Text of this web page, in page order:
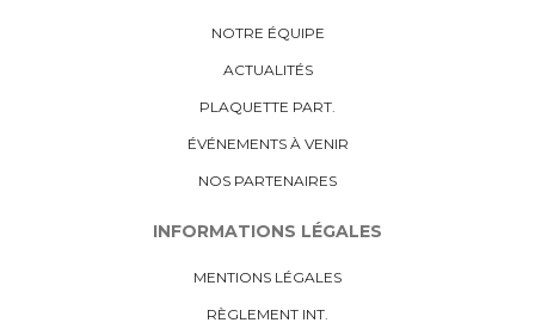
NOTRE ÉQUIPE
ACTUALITÉS
PLAQUETTE PART.
ÉVÉNEMENTS À VENIR
NOS PARTENAIRES
INFORMATIONS LÉGALES
MENTIONS LÉGALES
RÈGLEMENT INT.